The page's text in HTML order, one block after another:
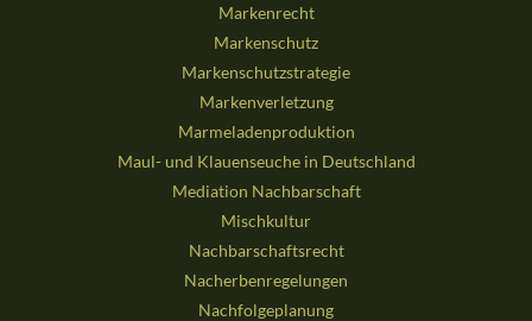
Markenrecht
Markenschutz
Markenschutzstrategie
Markenverletzung
Marmeladenproduktion
Maul- und Klauenseuche in Deutschland
Mediation Nachbarschaft
Mischkultur
Nachbarschaftsrecht
Nacherbenregelungen
Nachfolgeplanung